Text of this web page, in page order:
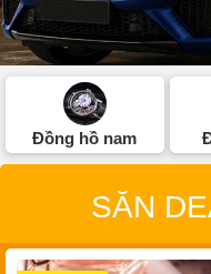
Đồng hồ nam
SĂN